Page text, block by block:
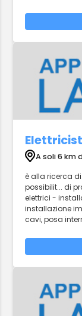
A soli 6 km
è alla ricerca di:
possibilit... di
elettrici -
installazione
cavi, posa